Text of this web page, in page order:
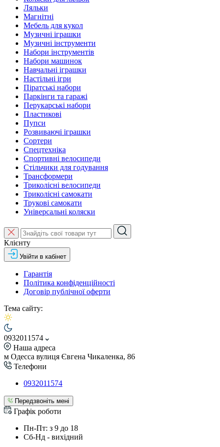
Ляльки
Магнітні
Мебель для кукол
Музичні іграшки
Музичні інструменти
Набори інструментів
Набори машинок
Навчальні іграшки
Настільні ігри
Піратські набори
Паркінги та гаражі
Перукарські набори
Пластикові
Пупси
Розвиваючі іграшки
Сортери
Спецтехніка
Спортивні велосипеди
Стільчики для годування
Трансформери
Триколісні велосипеди
Триколісні самокати
Трукові самокати
Універсальні коляски
Клієнту
Увійти в кабінет
Гарантія
Політика конфіденційності
Договір публічної оферти
Тема сайту:
0932011574
Наша адреса
м Одесса вулиця Євгена Чикаленка, 86
Телефони
0932011574
Передзвоніть мені
Графік роботи
Пн-Пт: з 9 до 18
Сб-Нд - вихідний